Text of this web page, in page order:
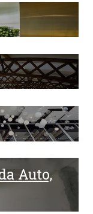
Auto,